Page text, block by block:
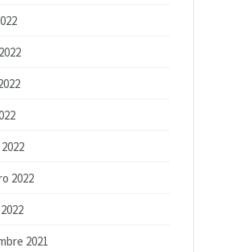
2022
2021